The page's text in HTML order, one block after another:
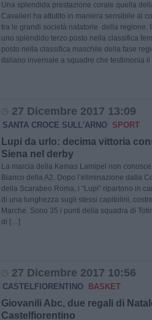
Una splendida prestazione corale quella
Cavalieri ha attutito in maniera sensibile al
tra le grandi società natatorie della regione.
uno splendido terzo posto nella classifica
posto nella classifica maschile della fase
italiano invernale a squadre che testimonia
27 Dicembre 2017 13:09
SANTA CROCE SULL'ARNO SPORT
Lupi da urlo: decima vittoria
Siena nel derby
La marcia della Kemas Lamipel non
Bianco della A2. Dopo l’eliminazione dalla
della Scarabeo Roma, i “Lupi” ripartono in
di una lunghezza sugli stessi capitolini,
Marche. Sono 35 i punti della squadra di
di […]
27 Dicembre 2017 10:56
CASTELFIORENTINO BASKET
Giovanili Abc, due regali di
Castelfiorentino